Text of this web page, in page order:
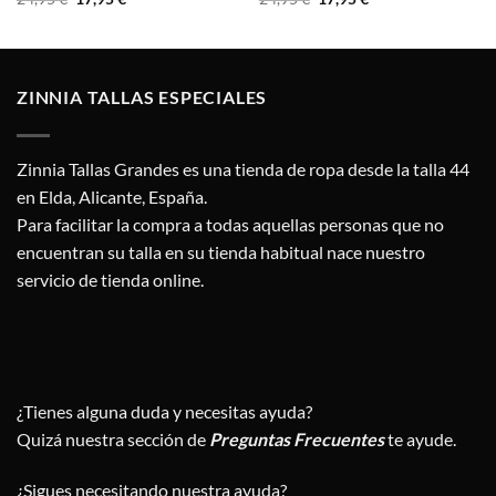
precio
precio
ZINNIA TALLAS ESPECIALES
Zinnia Tallas Grandes es una tienda de ropa desde la talla 44
en Elda, Alicante, España.
Para facilitar la compra a todas aquellas personas que no
encuentran su talla en su tienda habitual nace nuestro
servicio de tienda online.
¿Tienes alguna duda y necesitas ayuda?
Quizá nuestra sección de Preguntas Frecuenteste ayude.
¿Sigues necesitando nuestra ayuda?